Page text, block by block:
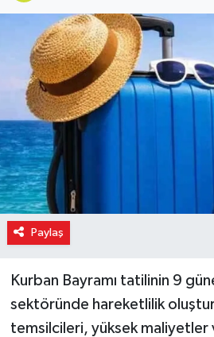
Paylaş
Kurban Bayramı tatilinin 9
sektöründe hareketlilik
temsilcileri, yüksek maliyetler